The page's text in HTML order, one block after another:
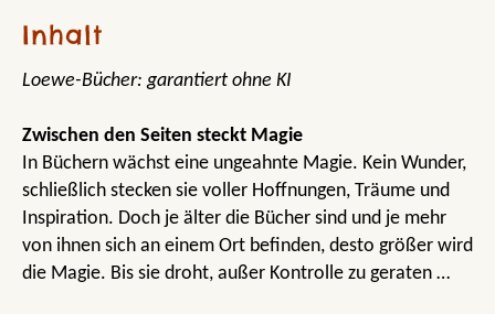
Inhalt
Loewe-Bücher: garantiert ohne KI
Zwischen den Seiten steckt Magie
In Büchern wächst eine ungeahnte Magie. Kein Wunder,
schließlich stecken sie voller Hoffnungen, Träume und
Inspiration. Doch je älter die Bücher sind und je mehr
von ihnen sich an einem Ort befinden, desto größer wird
die Magie. Bis sie droht, außer Kontrolle zu geraten …